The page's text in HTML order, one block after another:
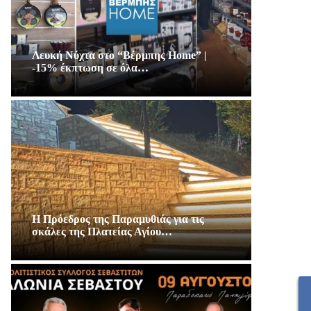
Λευκή Νύχτα στο “Βέρμπης Home” |
-15% έκπτωση σε όλα…
Η Πρόεδρος της Παραμυθιάς για τις
σκάλες της Πλατείας Αγίου…